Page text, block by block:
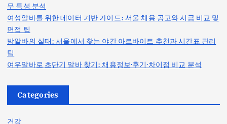
무 특성 분석
여성알바를 위한 데이터 기반 가이드: 서울 채용 공고와 시급 비교 및
면접 팁
밤알바의 실태: 서울에서 찾는 야간 아르바이트 추천과 시간표 관리
팁
여우알바로 초단기 알바 찾기: 채용정보·후기·차이점 비교 분석
Categories
건강